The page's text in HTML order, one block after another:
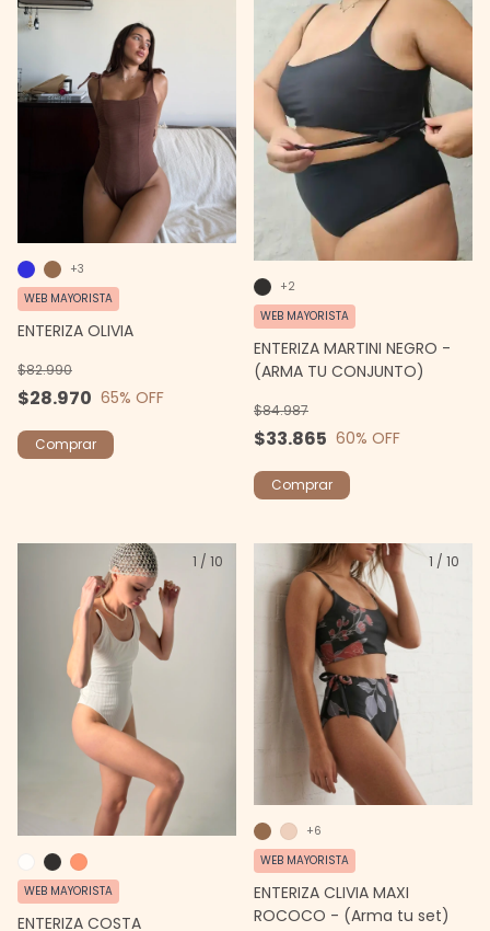
ENTERIZA OLIVIA
$28.970
$82.990
65% OFF
WEB MAYORISTA
+3
Comprar
ENTERIZA MARTINI NEGRO -
(ARMA TU CONJUNTO)
$33.865
$84.987
60% OFF
WEB MAYORISTA
+2
Comprar
1 / 10
ENTERIZA COSTA
WEB MAYORISTA
1 / 10
ENTERIZA CLIVIA MAXI
ROCOCO - (Arma tu set)
WEB MAYORISTA
+6